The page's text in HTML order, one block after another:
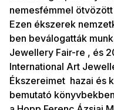
nemesfémmel
Ezen ékszerek
ben beválogatták
Jewellery Fair-re , és
International Art
Ékszereimet hazai és
bemutató